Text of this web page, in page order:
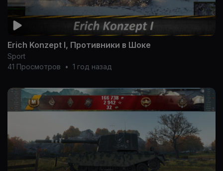
Erich Konzept I, Противники в Шоке
Sport
41 Просмотров
• 1 год назад